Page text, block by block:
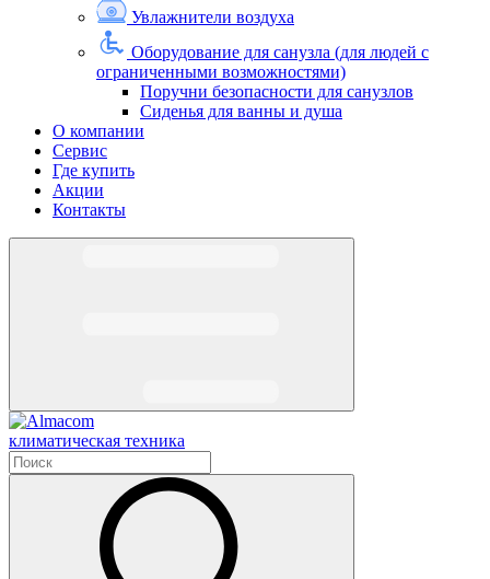
Увлажнители воздуха
Оборудование для санузла (для людей с
ограниченными возможностями)
Поручни безопасности для санузлов
Сиденья для ванны и душа
О компании
Сервис
Где купить
Акции
Контакты
климатическая техника